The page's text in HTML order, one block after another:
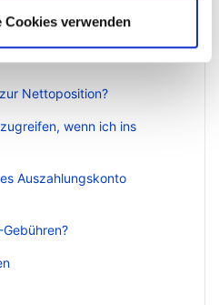
Cookies verwenden
Nettoposition?
wenn ich ins
Auszahlungskonto